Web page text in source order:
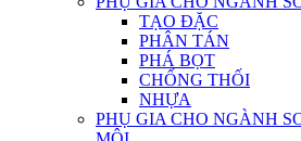
TẠO ĐẶC
PHÂN TÁN
PHÁ BỌT
CHỐNG THỐI
NHỰA
PHỤ GIA CHO NGÀNH